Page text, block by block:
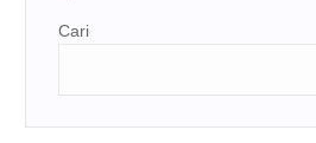
Cari